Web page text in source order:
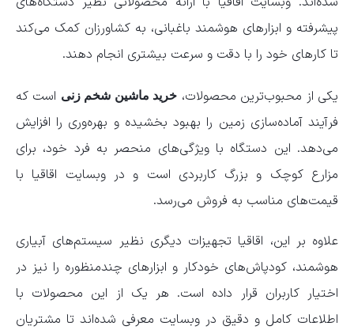
پیشرفته و ابزارهای هوشمند باغبانی، به کشاورزان کمک می‌کند
تا کارهای خود را با دقت و سرعت بیشتری انجام دهند.
یکی از محبوب‌ترین محصولات، خرید ماشین شخم زنی است که
فرآیند آماده‌سازی زمین را بهبود بخشیده و بهره‌وری را افزایش
می‌دهد. این دستگاه با ویژگی‌های منحصر به فرد خود، برای
مزارع کوچک و بزرگ کاربردی است و در وبسایت اقاقیا با
قیمت‌های مناسب به فروش می‌رسد.
علاوه بر این، اقاقیا تجهیزات دیگری نظیر سیستم‌های آبیاری
هوشمند، کودپاش‌های خودکار و ابزارهای چندمنظوره را نیز در
اختیار کاربران قرار داده است. هر یک از این محصولات با
اطلاعات کامل و دقیق در وبسایت معرفی شده‌اند تا مشتریان